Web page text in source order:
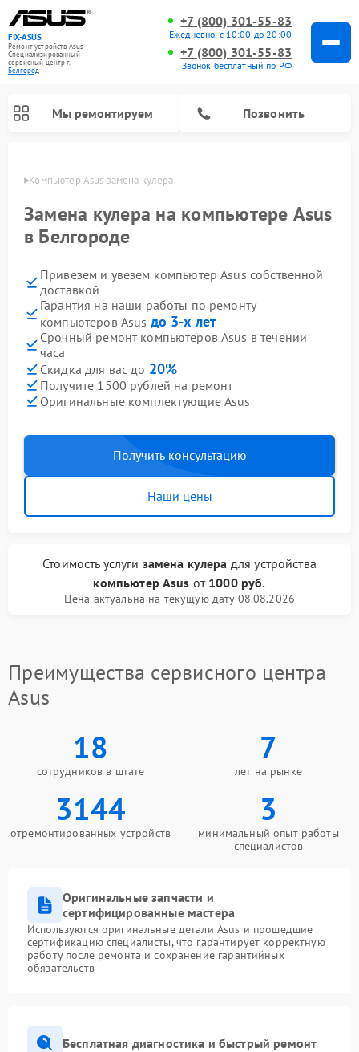
FIX-ASUS
Ремонт устройств Asus
Специализированный
cервисный центр г.
Белгород
+7 (800) 301-55-83
Ежедневно, с 10:00 до 20:00
+7 (800) 301-55-83
Звонок бесплатный по РФ
Мы ремонтируем Позвонить
Компьютер Asus замена кулера
Замена кулера на компьютере Asus
в Белгороде
Привезем и увезем компьютер Asus собственной
доставкой
Гарантия на наши работы по ремонту
компьютеров Asus до 3-х лет
Срочный ремонт компьютеров Asus в течении
часа
Скидка для вас до 20%
Получите 1500 рублей на ремонт
Оригинальные комплектующие Asus
Получить консультацию
Наши цены
Стоимость услуги замена кулера для устройства
компьютер Asus от 1000 руб.
Цена актуальна на текущую дату 08.08.2026
Преимущества сервисного центра
Asus
18
сотрудников в штате
7
лет на рынке
3144
отремонтированных устройств
3
минимальный опыт работы
специалистов
Оригинальные запчасти и
сертифицированные мастера
Используются оригинальные детали Asus и прошедшие
сертификацию специалисты, что гарантирует корректную
работу после ремонта и сохранение гарантийных
обязательств
Бесплатная диагностика и быстрый ремонт